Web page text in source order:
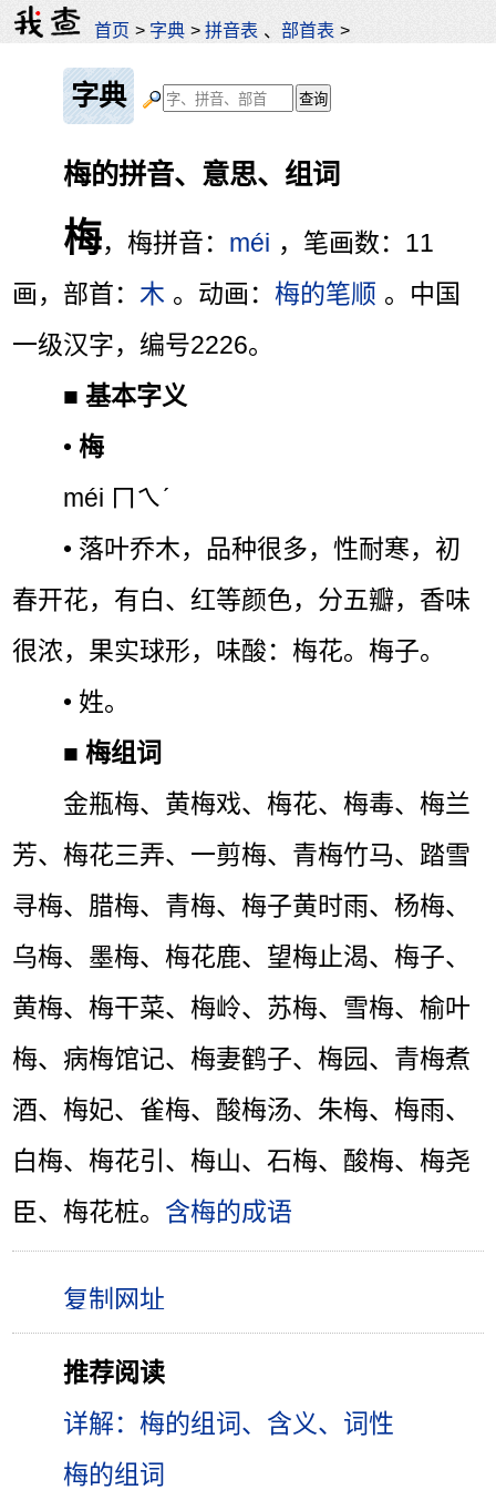
首页 > 字典 >拼音表 、部首表 >
字典
梅的拼音、意思、组词
梅，梅拼音： méi ，笔画数：11
画，部首：木 。动画：梅的笔顺 。中国
一级汉字，编号2226。
■基本字义
•梅
méi ㄇㄟˊ
• 落叶乔木，品种很多，性耐寒，初
春开花，有白、红等颜色，分五瓣，香味
很浓，果实球形，味酸：梅花。梅子。
• 姓。
■梅组词
金瓶梅、黄梅戏、梅花、梅毒、梅兰
芳、梅花三弄、一剪梅、青梅竹马、踏雪
寻梅、腊梅、青梅、梅子黄时雨、杨梅、
乌梅、墨梅、梅花鹿、望梅止渴、梅子、
黄梅、梅干菜、梅岭、苏梅、雪梅、榆叶
梅、病梅馆记、梅妻鹤子、梅园、青梅煮
酒、梅妃、雀梅、酸梅汤、朱梅、梅雨、
白梅、梅花引、梅山、石梅、酸梅、梅尧
臣、梅花桩。 含梅的成语
推荐阅读
详解：梅的组词、含义、词性
梅的组词